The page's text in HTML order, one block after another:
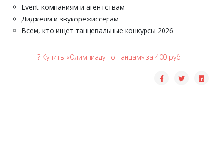
Event-компаниям и агентствам
Диджеям и звукорежиссёрам
Всем, кто ищет танцевальные конкурсы 2026
? Купить «Олимпиаду по танцам» за 400 руб